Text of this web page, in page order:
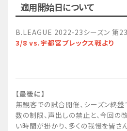
適用開始日について
B.LEAGUE 2022-23シーズン 第
3/8 vs.宇都宮ブレックス戦より
【最後に】
無観客での試合開催、シーズン終
数の制限、声出しの禁止と、今回の
い時間が掛かり、多くの我慢を皆さ